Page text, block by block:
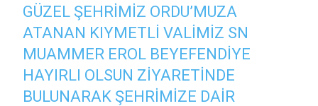
GÜZEL ŞEHRIMIZ ORDU’MUZA
ATANAN KIYMETLI VALIMIZ SN
MUAMMER EROL BEYEFENDIYE
HAYIRLI OLSUN ZIYARETINDE
BULUNARAK ŞEHRIMIZE DAIR